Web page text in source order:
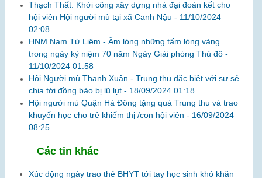
Thạch Thất: Khởi công xây dựng nhà đại đoàn kết cho
hội viên Hội người mù tại xã Canh Nậu - 11/10/2024
02:08
HNM Nam Từ Liêm - Ấm lòng những tấm lòng vàng
trong ngày kỷ niệm 70 năm Ngày Giải phóng Thủ đô -
11/10/2024 01:58
Hội Người mù Thanh Xuân - Trung thu đặc biệt với sự sẻ
chia tới đồng bào bị lũ lụt - 18/09/2024 01:18
Hội người mù Quận Hà Đông tặng quà Trung thu và trao
khuyến học cho trẻ khiếm thị /con hội viên - 16/09/2024
08:25
Các tin khác
Xúc động ngày trao thẻ BHYT tới tay học sinh khó khăn